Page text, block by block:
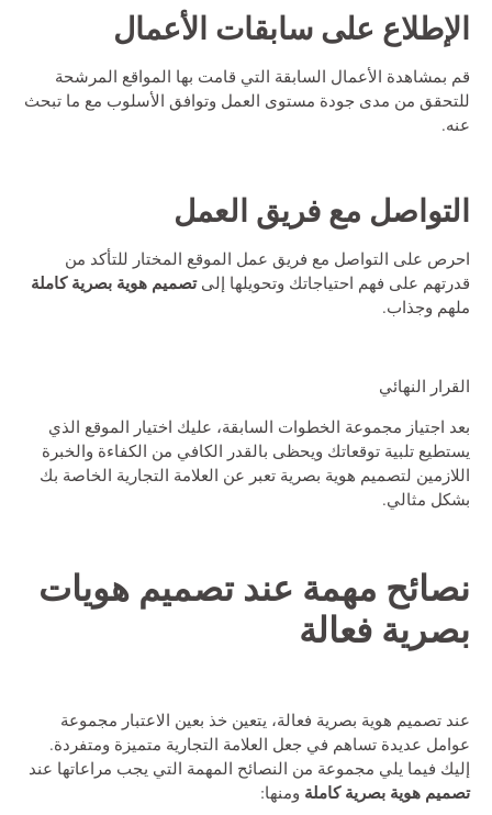
الإطلاع على سابقات الأعمال
قم بمشاهدة الأعمال السابقة التي قامت بها المواقع المرشحة
للتحقق من مدى جودة مستوى العمل وتوافق الأسلوب مع ما تبحث
عنه.
التواصل مع فريق العمل
احرص على التواصل مع فريق عمل الموقع المختار للتأكد من
قدرتهم على فهم احتياجاتك وتحويلها إلىتصميم هوية بصرية كاملة
ملهم وجذاب.
القرار النهائي
بعد اجتياز مجموعة الخطوات السابقة، عليك اختيار الموقع الذي
يستطيع تلبية توقعاتك ويحظى بالقدر الكافي من الكفاءة والخبرة
اللازمين لتصميم هوية بصرية تعبر عن العلامة التجارية الخاصة بك
بشكل مثالي.
نصائح مهمة عند تصميم هويات
بصرية فعالة
عند تصميم هوية بصرية فعالة، يتعين خذ بعين الاعتبار مجموعة
عوامل عديدة تساهم في جعل العلامة التجارية متميزة ومتفردة.
إليك فيما يلي مجموعة من النصائح المهمة التي يجب مراعاتها عند
تصميم هوية بصرية كاملة ومنها: